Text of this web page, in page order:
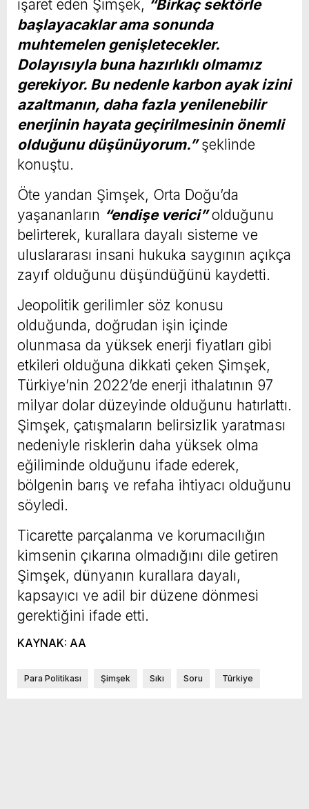
işaret eden Şimşek, “Birkaç sektörle
başlayacaklar ama sonunda
muhtemelen genişletecekler.
Dolayısıyla buna hazırlıklı olmamız
gerekiyor. Bu nedenle karbon ayak izini
azaltmanın, daha fazla yenilenebilir
enerjinin hayata geçirilmesinin önemli
olduğunu düşünüyorum.”şeklinde
konuştu.
Öte yandan Şimşek, Orta Doğu’da
yaşananların “endişe verici”olduğunu
belirterek, kurallara dayalı sisteme ve
uluslararası insani hukuka saygının açıkça
zayıf olduğunu düşündüğünü kaydetti.
Jeopolitik gerilimler söz konusu
olduğunda, doğrudan işin içinde
olunmasa da yüksek enerji fiyatları gibi
etkileri olduğuna dikkati çeken Şimşek,
Türkiye’nin 2022’de enerji ithalatının 97
milyar dolar düzeyinde olduğunu hatırlattı.
Şimşek, çatışmaların belirsizlik yaratması
nedeniyle risklerin daha yüksek olma
eğiliminde olduğunu ifade ederek,
bölgenin barış ve refaha ihtiyacı olduğunu
söyledi.
Ticarette parçalanma ve korumacılığın
kimsenin çıkarına olmadığını dile getiren
Şimşek, dünyanın kurallara dayalı,
kapsayıcı ve adil bir düzene dönmesi
gerektiğini ifade etti.
KAYNAK: AA
Para Politikası Şimşek Sıkı Soru Türkiye